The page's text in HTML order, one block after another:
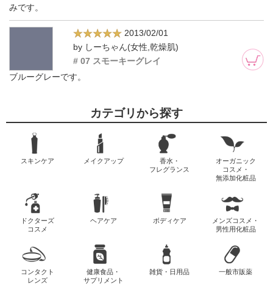
みです。
2013/02/01
by しーちゃん(女性,乾燥肌)
# 07 スモーキーグレイ
ブルーグレーです。
カテゴリから探す
スキンケア メイクアップ
香水・
フレグランス
オーガニック
コスメ・
無添加化粧品
ドクターズ
コスメ
ヘアケア ボディケア
メンズコスメ・
男性用化粧品
コンタクト
レンズ
健康食品・
サプリメント
雑貨・日用品 一般市販薬